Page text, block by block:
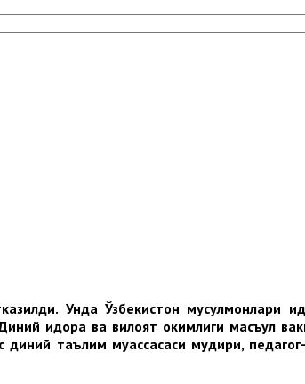
Унда Ўзбекистон мусулмонлари
идора ва вилоят ҳокимлиги масъул
таълим муассасаси мудири,